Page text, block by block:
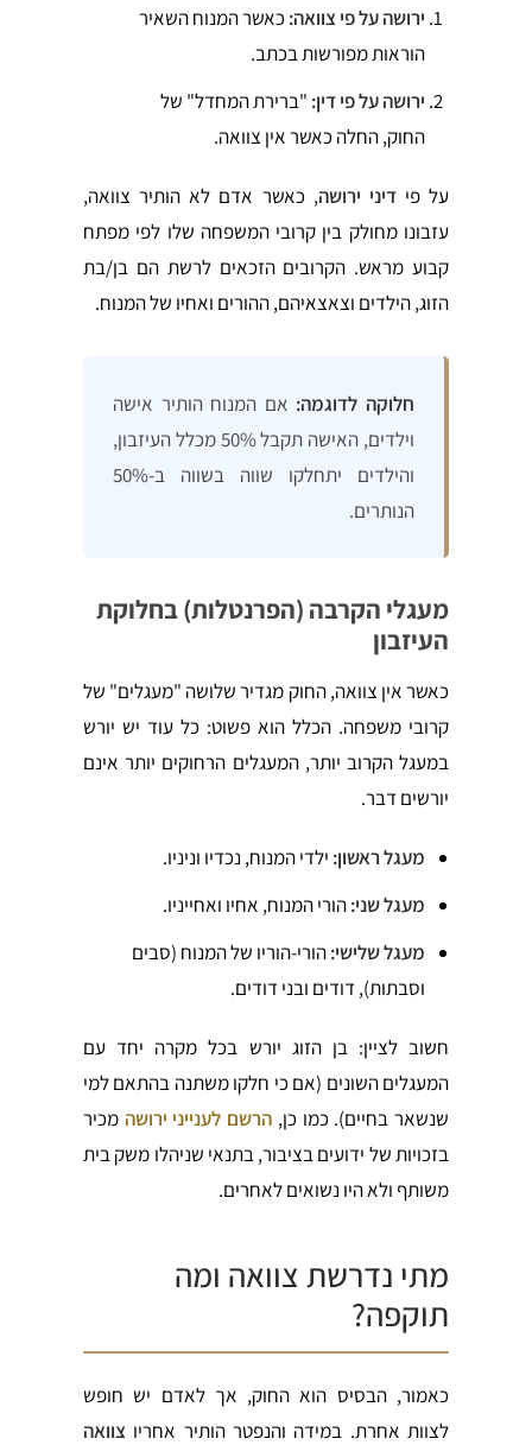
ירושה על פי צוואה: כאשר המנוח השאיר
הוראות מפורשות בכתב.
ירושה על פי דין: "ברירת המחדל" של
החוק, החלה כאשר אין צוואה.
על פידיני ירושה, כאשר אדם לא הותיר צוואה,
עזבונו מחולק בין קרובי המשפחה שלו לפי מפתח
קבוע מראש. הקרובים הזכאים לרשת הם בן/בת
הזוג, הילדים וצאצאיהם, ההורים ואחיו של המנוח.
חלוקה לדוגמה: אם המנוח הותיר אישה
וילדים, האישה תקבל 50% מכלל העיזבון,
והילדים יתחלקו שווה בשווה ב-50%
הנותרים.
מעגלי הקרבה (הפרנטלות) בחלוקת
העיזבון
כאשר אין צוואה, החוק מגדיר שלושה "מעגלים" של
קרובי משפחה. הכלל הוא פשוט: כל עוד יש יורש
במעגל הקרוב יותר, המעגלים הרחוקים יותר אינם
יורשים דבר.
מעגל ראשון: ילדי המנוח, נכדיו וניניו.
מעגל שני:הורי המנוח, אחיו ואחייניו.
מעגל שלישי:הורי-הוריו של המנוח (סבים
וסבתות), דודים ובני דודים.
חשוב לציין: בן הזוג יורש בכל מקרה יחד עם
המעגלים השונים (אם כי חלקו משתנה בהתאם למי
שנשאר בחיים). כמו כן, הרשם לענייני ירושה מכיר
בזכויות של ידועים בציבור, בתנאי שניהלו משק בית
משותף ולא היו נשואים לאחרים.
מתי נדרשת צוואה ומה
תוקפה?
כאמור, הבסיס הוא החוק, אך לאדם יש חופש
לצוות אחרת. במידה והנפטר הותיר אחריו צוואה